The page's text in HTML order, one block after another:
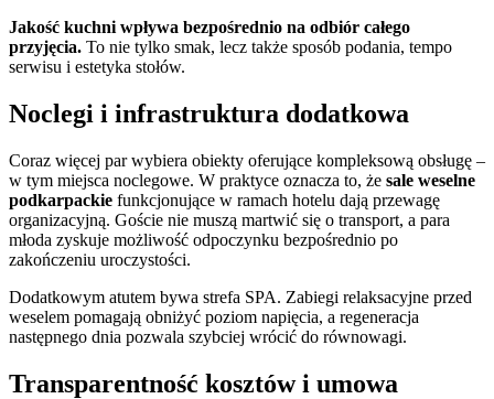
Jakość kuchni wpływa bezpośrednio na odbiór całego
przyjęcia. To nie tylko smak, lecz także sposób podania, tempo
serwisu i estetyka stołów.
Noclegi i infrastruktura dodatkowa
Coraz więcej par wybiera obiekty oferujące kompleksową obsługę –
w tym miejsca noclegowe. W praktyce oznacza to, że sale weselne
podkarpackie funkcjonujące w ramach hotelu dają przewagę
organizacyjną. Goście nie muszą martwić się o transport, a para
młoda zyskuje możliwość odpoczynku bezpośrednio po
zakończeniu uroczystości.
Dodatkowym atutem bywa strefa SPA. Zabiegi relaksacyjne przed
weselem pomagają obniżyć poziom napięcia, a regeneracja
następnego dnia pozwala szybciej wrócić do równowagi.
Transparentność kosztów i umowa